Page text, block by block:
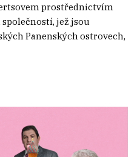
prostřednictvím
jež jsou
Panenských ostrovech,